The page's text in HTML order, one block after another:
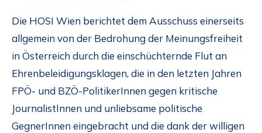
Die HOSI Wien berichtet dem Ausschuss einerseits
allgemein von der Bedrohung der Meinungsfreiheit
in Österreich durch die einschüchternde Flut an
Ehrenbeleidigungsklagen, die in den letzten Jahren
FPÖ- und BZÖ-PolitikerInnen gegen kritische
JournalistInnen und unliebsame politische
GegnerInnen eingebracht und die dank der willigen